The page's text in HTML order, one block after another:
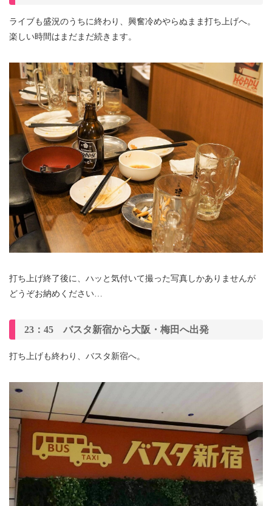
ライブも盛況のうちに終わり、興奮冷めやらぬまま打ち上げへ。
楽しい時間はまだまだ続きます。
打ち上げ終了後に、ハッと気付いて撮った写真しかありませんが
どうぞお納めください…
23：45 バスタ新宿から大阪・梅田へ出発
打ち上げも終わり、バスタ新宿へ。